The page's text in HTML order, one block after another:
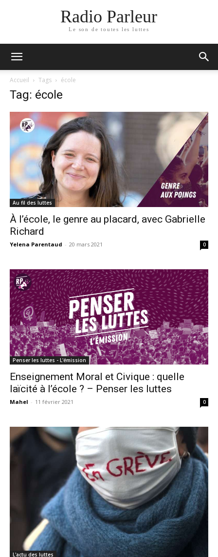
Radio Parleur
Le son de toutes les luttes
Accueil Tags école
Tag: école
Au fil des luttes
À l’école, le genre au placard, avec Gabrielle
Richard
Yelena Parentaud - 20 mars 2021 0
Penser les luttes - L'émission
Enseignement Moral et Civique : quelle
laïcité à l’école ? – Penser les luttes
Mahel - 11 février 2021 0
L'actu des luttes